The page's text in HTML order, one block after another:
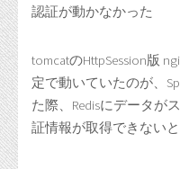
認証が動かなかった
tomcatのHttpSession版
定で動いていたのが、
た際、Redisにデータが
証情報が取得できない